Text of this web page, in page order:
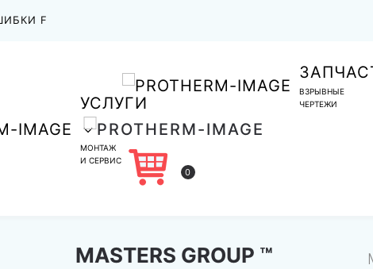
F
УСЛУГИ
МОНТАЖ
И СЕРВИС
ВЗРЫВНЫЕ
ЧЕРТЕЖИ
0
MASTERS GROUP ™